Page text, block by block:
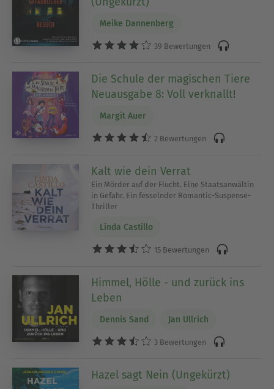
Meike Dannenberg
39 Bewertungen
Die Schule der magischen Tiere
Neuausgabe 8: Voll verknallt!
Margit Auer
2 Bewertungen
Kalt wie dein Verrat
Ein Mörder auf der Flucht. Eine Staatsanwältin
in Gefahr. Ein fesselnder Romantic-Suspense-
Thriller
Linda Castillo
15 Bewertungen
Himmel, Hölle - und zurück ins
Leben
Dennis Sand Jan Ullrich
3 Bewertungen
Hazel sagt Nein (Ungekürzt)